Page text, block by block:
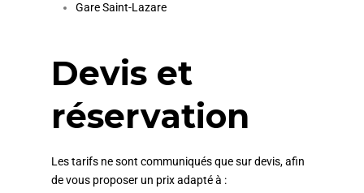
Gare Saint-Lazare
Devis et
réservation
Les tarifs ne sont communiqués que sur devis, afin
de vous proposer un prix adapté à :